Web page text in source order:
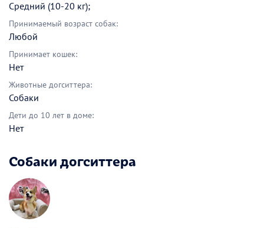
Средний (10-20 кг);
Принимаемый возраст собак:
Любой
Принимает кошек:
Нет
Животные догситтера:
Собаки
Дети до 10 лет в доме:
Нет
Собаки догситтера